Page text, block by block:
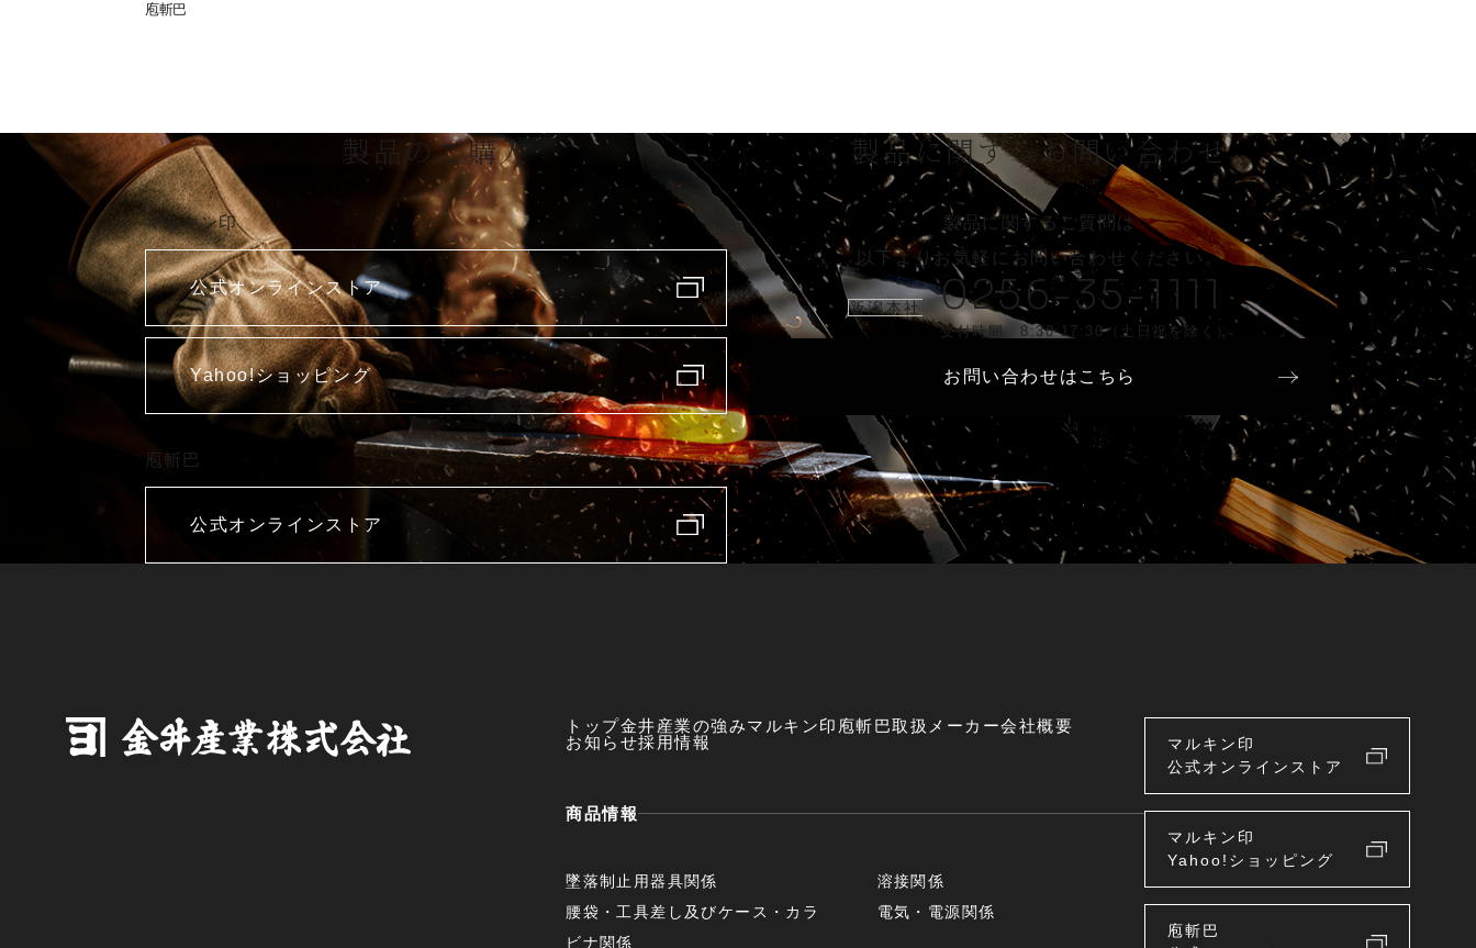
庖斬巴
製品のご購入
マルキン印
公式オンラインストア
Yahoo!ショッピング
庖斬巴
公式オンラインストア
製品に関するお問い合わせ
製品に関するご質問は
以下よりお気軽に
お問い合わせください。
新潟本社 0256-35-1111
受付時間 8:30-17:30（土日祝を除く）
お問い合わせはこちら
トップ金井産業の強みマルキン印 庖斬巴取扱メーカー会社概要
お知らせ採用情報
商品情報
墜落制止用器具関係
腰袋・工具差し及びケース・カラ
ビナ関係
溶接関係
電気・電源関係
マルキン印
公式オンラインストア
マルキン印
Yahoo!ショッピング
庖斬巴